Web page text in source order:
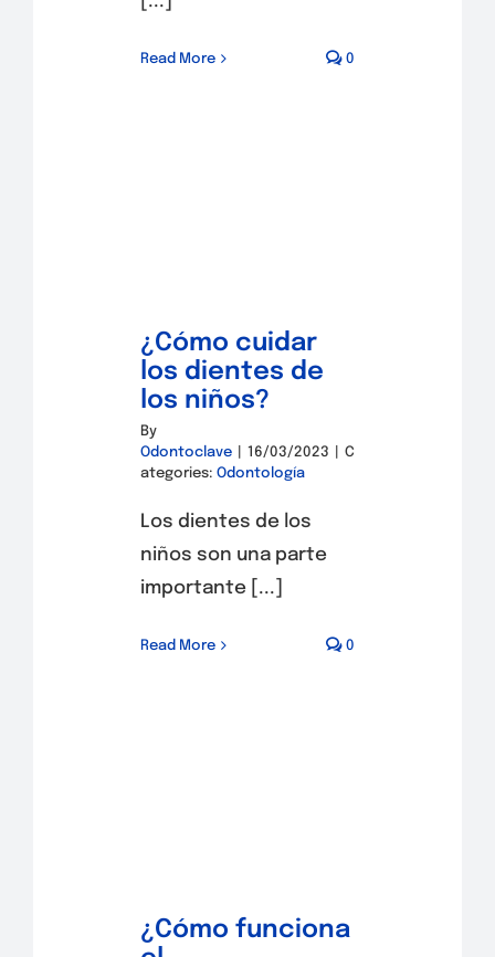
Read More 0
¿Cómo cuidar
los dientes de
los niños?
By
Odontoclave
16/03/2023
C
ategories: Odontología
Los dientes de los
niños son una parte
importante [...]
Read More 0
¿Cómo funciona